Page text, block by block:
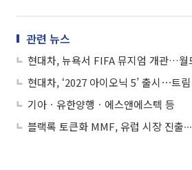
관련 뉴스
현대차, 뉴욕서 FIFA 뮤지엄 개관…월
기아ㆍ유한양행ㆍ에스앤에스텍 등
블랙록 토큰화 MMF, 유럽 시장 진출